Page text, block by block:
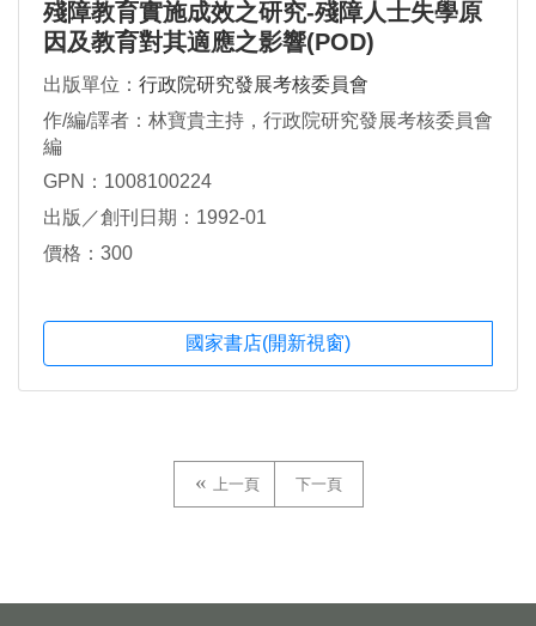
殘障教育實施成效之研究-殘障人士失學原
因及教育對其適應之影響(POD)
出版單位： 行政院研究發展考核委員會
作/編/譯者：林寶貴主持，行政院研究發展考核委員會
編
GPN：1008100224
出版／創刊日期：1992-01
價格：300
國家書店(開新視窗)
上一頁 下一頁